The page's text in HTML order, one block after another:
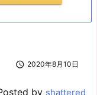
 2020年8月10日
by shattered